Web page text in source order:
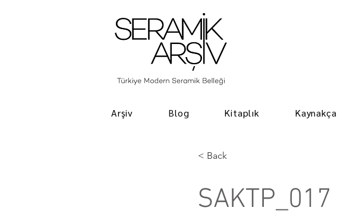
Arşiv Blog Kitaplık Kaynakça
< Back
SAKTP_017